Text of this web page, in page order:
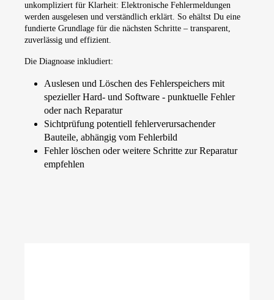
unkompliziert für Klarheit: Elektronische Fehlermeldungen
werden ausgelesen und verständlich erklärt. So ehältst Du eine
fundierte Grundlage für die nächsten Schritte – transparent,
zuverlässig und effizient.
Die Diagnoase inkludiert:
Auslesen und Löschen des Fehlerspeichers mit
spezieller Hard- und Software - punktuelle Fehler
oder nach Reparatur
Sichtprüfung potentiell fehlerverursachender
Bauteile, abhängig vom Fehlerbild
Fehler löschen oder weitere Schritte zur Reparatur
empfehlen